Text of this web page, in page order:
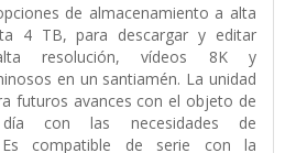
de almacenamiento a alta
4 TB,para descargar y editar
resolución, vídeos 8K y
en un santiamén. La unidad
futuros avances con el objeto de
con las necesidades de
compatible de serie con la